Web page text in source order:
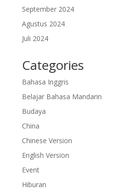
September 2024
Agustus 2024
Juli 2024
Categories
Bahasa Inggris
Belajar Bahasa Mandarin
Budaya
China
Chinese Version
English Version
Event
Hiburan